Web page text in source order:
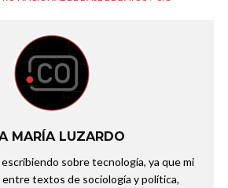
MARÍA LUZARDO
sobre tecnología, ya que mi
textos de sociología y política,